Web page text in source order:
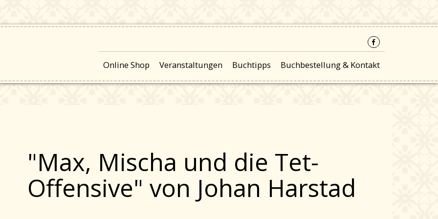
Online Shop Veranstaltungen Buchtipps Buchbestellung & Kontakt
"Max, Mischa und die Tet-
Offensive" von Johan Harstad